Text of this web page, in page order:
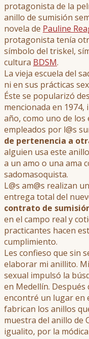
protagonista de la
anillo de sumisión
novela de Pauline
protagonista tenía
símbolo del triskel,
cultura BDSM.
La vieja escuela del
ni en sus prácticas
Éste se popularizó
mencionada en
año, como uno de los
empleados por l@s
de pertenencia a
alguien usa este
a un amo o una ama
sadomasoquista.
L@s am@s realizan
entrega total del
contrato de
en el campo real y
practicantes hacen
cumplimiento.
Les confieso que sin
elaborar mi anillito.
sexual impulsó la
en Medellín. Después
encontré un lugar en
fabrican los anillos
muestra del anillo de
igualito, por la